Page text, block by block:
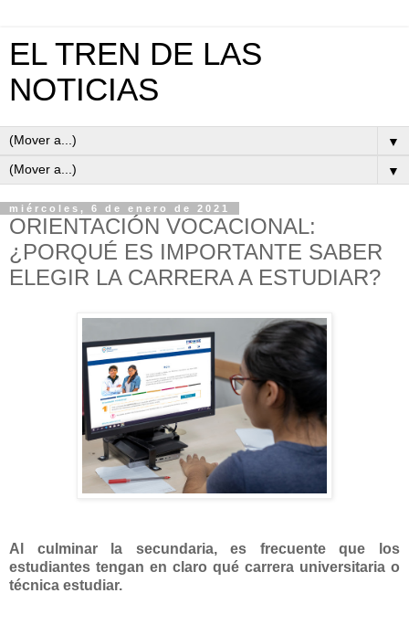
EL TREN DE LAS
NOTICIAS
▼
▼
miércoles, 6 de enero de 2021
ORIENTACIÓN VOCACIONAL:
¿PORQUÉ ES IMPORTANTE SABER
ELEGIR LA CARRERA A ESTUDIAR?
Al culminar la secundaria, es frecuente que los
estudiantes tengan en claro qué carrera universitaria o
técnica estudiar.